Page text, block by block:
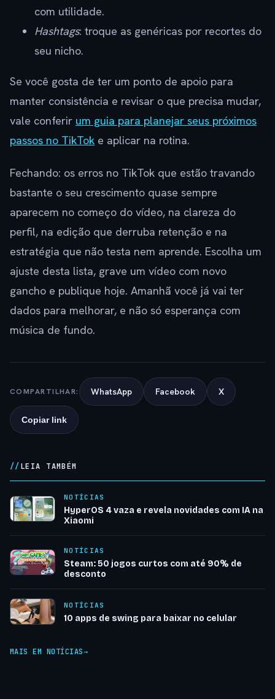
com utilidade.
Hashtags: troque as genéricas por recortes do
seu nicho.
Se você gosta de ter um ponto de apoio para
manter consistência e revisar o que precisa mudar,
vale conferir um guia para planejar seus próximos
passos no TikTok e aplicar na rotina.
Fechando: os erros no TikTok que estão travando
bastante o seu crescimento quase sempre
aparecem no começo do vídeo, na clareza do
perfil, na edição que derruba retenção e na
estratégia que não testa nem aprende. Escolha um
ajuste desta lista, grave um vídeo com novo
gancho e publique hoje. Amanhã você já vai ter
dados para melhorar, e não só esperança com
música de fundo.
COMPARTILHAR: WhatsApp Facebook X
Copiar link
LEIA TAMBÉM
NOTÍCIAS
HyperOS 4 vaza e revela novidades com IA na
Xiaomi
NOTÍCIAS
Steam: 50 jogos curtos com até 90% de
desconto
NOTÍCIAS
10 apps de swing para baixar no celular
MAIS EM NOTÍCIAS